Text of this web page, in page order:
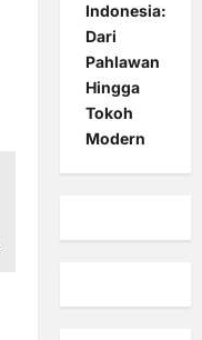
Indonesia:
Dari
Pahlawan
Hingga
Tokoh
Modern